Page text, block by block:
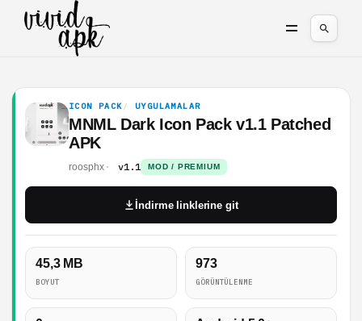
ICON PACK UYGULAMALAR
MNML Dark Icon Pack v1.1 Patched
APK
roosphx v1.1 MOD / PREMIUM
45,3 MB
BOYUT
973
GÖRÜNTÜLENME
İndirme linklerine git